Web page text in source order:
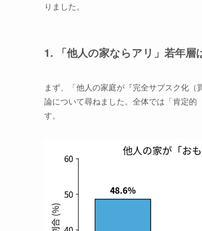
りました。
1. 「他人の家ならアリ」若年層
まず、「他人の家庭が『完全サブスク化
論について尋ねました。全体では「肯定的
す。